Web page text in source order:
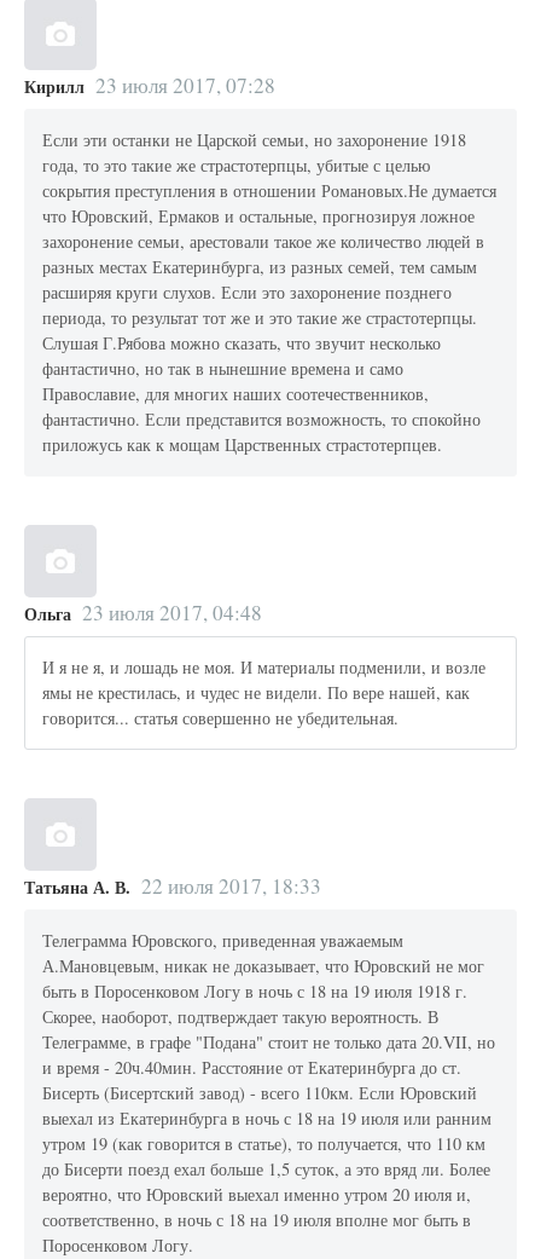
Кирилл 23 июля 2017, 07:28
Если эти останки не Царской семьи, но захоронение 1918
года, то это такие же страстотерпцы, убитые с целью
сокрытия преступления в отношении Романовых.Не думается
что Юровский, Ермаков и остальные, прогнозируя ложное
захоронение семьи, арестовали такое же количество людей в
разных местах Екатеринбурга, из разных семей, тем самым
расширяя круги слухов. Если это захоронение позднего
периода, то результат тот же и это такие же страстотерпцы.
Слушая Г.Рябова можно сказать, что звучит несколько
фантастично, но так в нынешние времена и само
Православие, для многих наших соотечественников,
фантастично. Если представится возможность, то спокойно
приложусь как к мощам Царственных страстотерпцев.
Ольга 23 июля 2017, 04:48
И я не я, и лошадь не моя. И материалы подменили, и возле
ямы не крестилась, и чудес не видели. По вере нашей, как
говорится... статья совершенно не убедительная.
Татьяна А. В. 22 июля 2017, 18:33
Телеграмма Юровского, приведенная уважаемым
А.Мановцевым, никак не доказывает, что Юровский не мог
быть в Поросенковом Логу в ночь с 18 на 19 июля 1918 г.
Скорее, наоборот, подтверждает такую вероятность. В
Телеграмме, в графе "Подана" стоит не только дата 20.VII, но
и время - 20ч.40мин. Расстояние от Екатеринбурга до ст.
Бисерть (Бисертский завод) - всего 110км. Если Юровский
выехал из Екатеринбурга в ночь с 18 на 19 июля или ранним
утром 19 (как говорится в статье), то получается, что 110 км
до Бисерти поезд ехал больше 1,5 суток, а это вряд ли. Более
вероятно, что Юровский выехал именно утром 20 июля и,
соответственно, в ночь с 18 на 19 июля вполне мог быть в
Поросенковом Логу.